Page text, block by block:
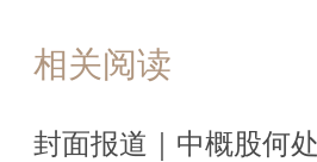
相关阅读
封面报道｜中概股何